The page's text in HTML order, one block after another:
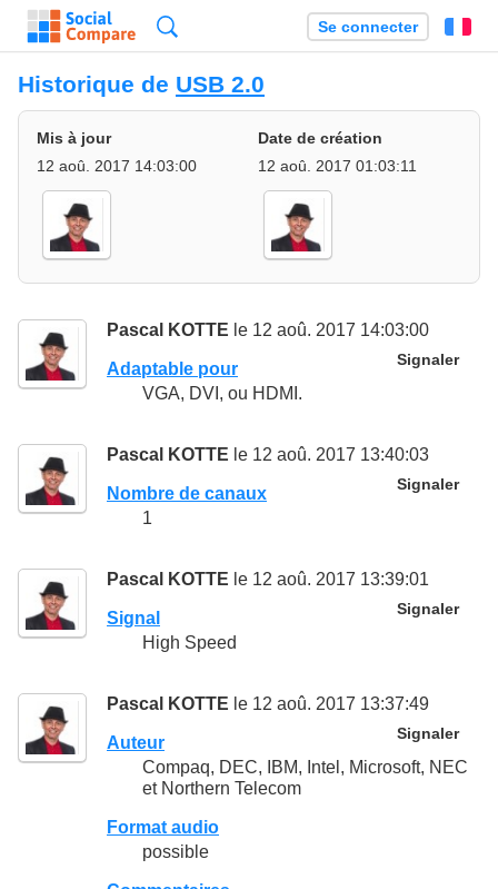
Se connecter
Historique de USB 2.0
Mis à jour
12 aoû. 2017 14:03:00
Date de création
12 aoû. 2017 01:03:11
Pascal KOTTE le 12 aoû. 2017 14:03:00
Signaler
Adaptable pour
VGA, DVI, ou HDMI.
Pascal KOTTE le 12 aoû. 2017 13:40:03
Signaler
Nombre de canaux
1
Pascal KOTTE le 12 aoû. 2017 13:39:01
Signaler
Signal
High Speed
Pascal KOTTE le 12 aoû. 2017 13:37:49
Signaler
Auteur
Compaq, DEC, IBM, Intel, Microsoft, NEC
et Northern Telecom
Format audio
possible